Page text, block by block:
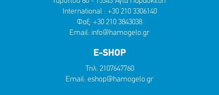
International : +30 210 3306140
Φαξ: +30 210 3843038
Email: info@hamogelo.gr
E-SHOP
Τηλ: 2107647760
Email: eshop@hamogelo.gr